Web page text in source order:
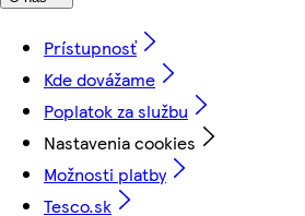
Prístupnosť
Kde dovážame
Poplatok za službu
Nastavenia cookies
Možnosti platby
Tesco.sk